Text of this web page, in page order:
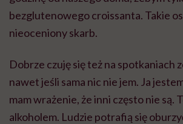
bezglutenowego croissanta. Takie
nieoceniony skarb.
Dobrze czuję się też na spotkaniach
nawet jeśli sama nic nie jem. Ja
mam wrażenie, że inni często nie są.
alkoholem. Ludzie potrafią się